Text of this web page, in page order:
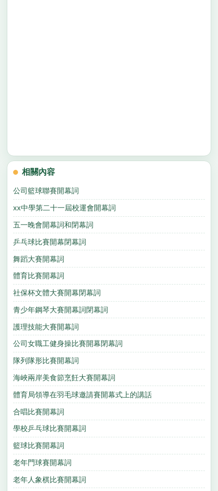
相關內容
公司籃球聯賽開幕詞
xx中學第二十一屆校運會開幕詞
五一晚會開幕詞和閉幕詞
乒乓球比賽開幕閉幕詞
舞蹈大賽開幕詞
體育比賽開幕詞
社保杯文體大賽開幕閉幕詞
青少年鋼琴大賽開幕詞閉幕詞
護理技能大賽開幕詞
公司女職工健身操比賽開幕閉幕詞
隊列隊形比賽開幕詞
海峽兩岸美食節烹飪大賽開幕詞
體育局領導在羽毛球邀請賽開幕式上的講話
合唱比賽開幕詞
學校乒乓球比賽開幕詞
籃球比賽開幕詞
老年門球賽開幕詞
老年人象棋比賽開幕詞